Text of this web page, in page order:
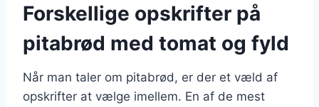
Forskellige opskrifter på
pitabrød med tomat og fyld
Når man taler om pitabrød, er der et væld af
opskrifter at vælge imellem. En af de mest